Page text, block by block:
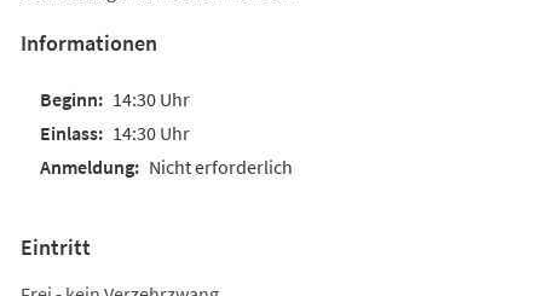
Informationen
14:30 Uhr
14:30 Uhr
Nicht erforderlich
Eintritt